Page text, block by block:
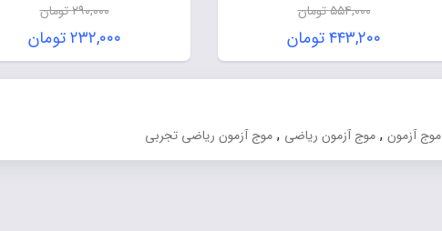
۵۵۴,۰۰۰تومان
قیمت
اصلی:
۵۵۴,۰۰۰ تومان
۴۴۳,۲۰۰تومان
قیمت
فعلی:
۲۹۰,۰۰۰تومان
قیمت
اصلی:
۲۳۲,۰۰۰تومان
قیمت
فعلی:
موج آزمون , موج آزمون ریاضی , موج آزمون ریاضی تجربی